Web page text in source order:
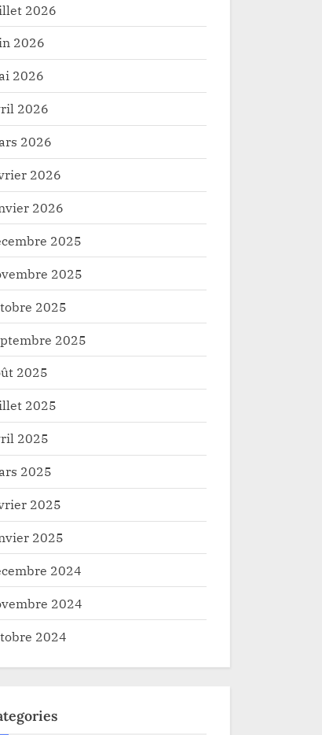
2026
2026
2026
2026
2026
2026
2026
2025
2025
2025
2025
2025
2025
2025
2025
2025
2025
2024
2024
2024